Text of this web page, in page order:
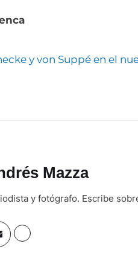
y von Suppé en el
Mazza
y fotógrafo. Escribe